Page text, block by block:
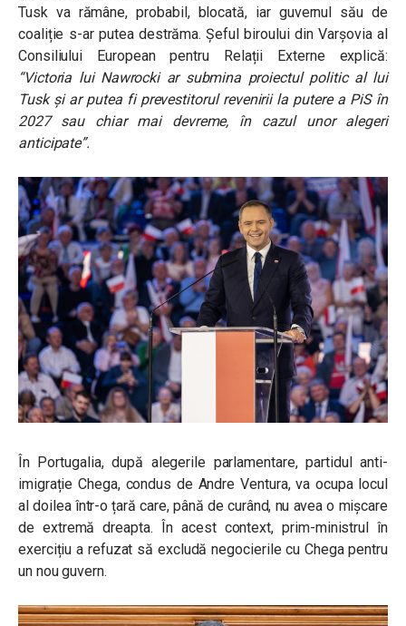
Tusk va rămâne, probabil, blocată, iar guvernul său de
coaliție s-ar putea destrăma. Șeful biroului din Varșovia al
Consiliului European pentru Relații Externe explică:
“Victoria lui Nawrocki ar submina proiectul politic al lui
Tusk și ar putea fi prevestitorul revenirii la putere a PiS în
2027 sau chiar mai devreme, în cazul unor alegeri
anticipate”.
În Portugalia, după alegerile parlamentare, partidul anti-
imigrație Chega, condus de Andre Ventura, va ocupa locul
al doilea într-o țară care, până de curând, nu avea o mișcare
de extremă dreapta. În acest context, prim-ministrul în
exercițiu a refuzat să excludă negocierile cu Chega pentru
un nou guvern.